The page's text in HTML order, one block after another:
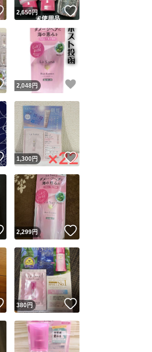
いいね！
2,650円 いいね！
いいね！
2,048円
いいね！
1,300円 いいね！
いいね！
2,299円
いいね！
380円